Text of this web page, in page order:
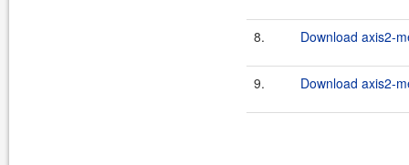
8. Download axis2-
9. Download axis2-